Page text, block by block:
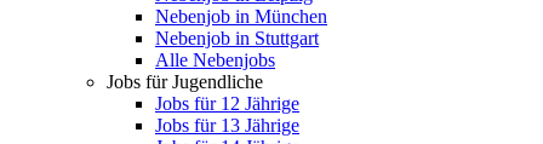
Nebenjob in München
Nebenjob in Stuttgart
Alle Nebenjobs
Jobs für Jugendliche
Jobs für 12 Jährige
Jobs für 13 Jährige